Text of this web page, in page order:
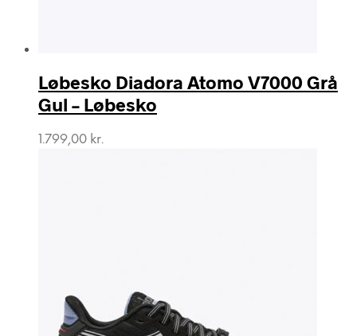
Løbesko Diadora Atomo V7000 Grå
Gul – Løbesko
1.799,00 kr.